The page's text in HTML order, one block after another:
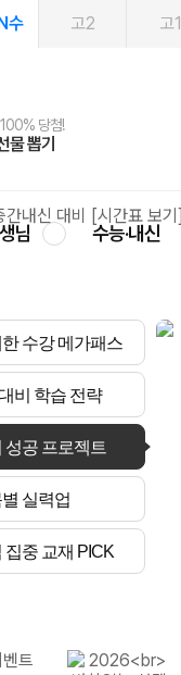
수 고2 고1
당첨!
물 뽑기
증정!
X 올리브
터디 캐시백
머스쿨
단과
선발
앱
체험권
강생 무료혜택!
멤버십
페인
메가나눔
님 수능·내신
수강 메가패스
비 학습 전략
성공 프로젝트
실력업
집중 교재 PICK